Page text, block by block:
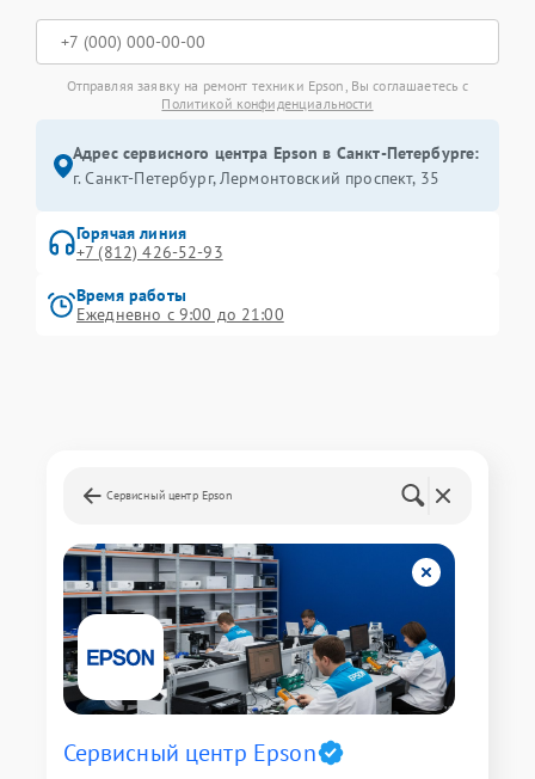
Отправляя заявку на ремонт техники Epson, Вы соглашаетесь с
Политикой конфиденциальности
Адрес сервисного центра Epson в Санкт-Петербурге:
г. Санкт-Петербург, Лермонтовский проспект, 35
Горячая линия
+7 (812) 426-52-93
Время работы
Ежедневно с 9:00 до 21:00
Сервисный центр Epson
Сервисный центр Epson